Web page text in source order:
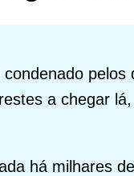
a chegar
há milhares